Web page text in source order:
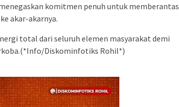
komitmen penuh untuk memberantas
akar-akarnya.
total dari seluruh elemen masyarakat demi
Diskominfotiks Rohil*)